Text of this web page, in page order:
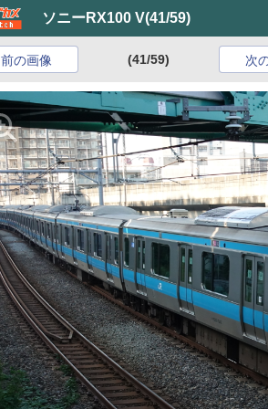
ソニーRX100 V(41/59)
前の画像 (41/59) 次